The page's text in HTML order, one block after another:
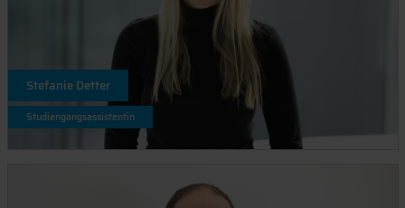
Stefanie Detter
Studiengangsassistentin